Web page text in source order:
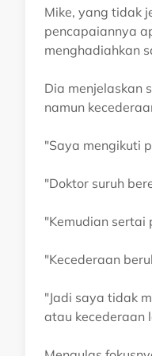
Mike, yang tidak
pencapaiannya
menghadiahkan
Dia menjelaskan
namun
"Saya mengikuti
"Doktor suruh
"Kemudian sertai
"Kecederaan
"Jadi saya tidak
atau kecederaan